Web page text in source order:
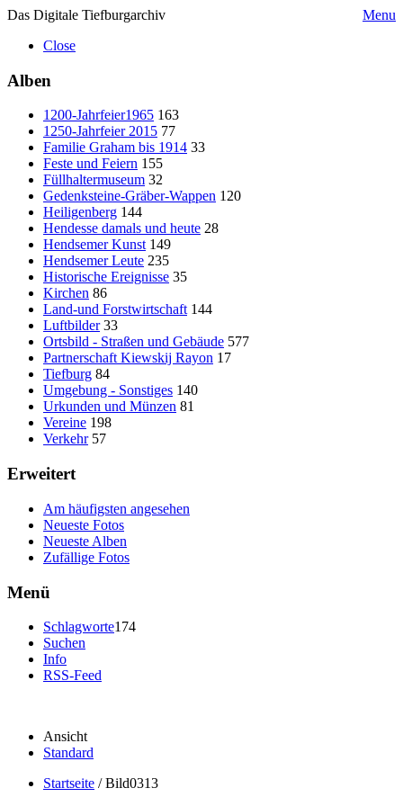
Das Digitale Tiefburgarchiv
Menu
Close
Alben
1200-Jahrfeier1965 163
1250-Jahrfeier 2015 77
Familie Graham bis 1914 33
Feste und Feiern 155
Füllhaltermuseum 32
Gedenksteine-Gräber-Wappen 120
Heiligenberg 144
Hendesse damals und heute 28
Hendsemer Kunst 149
Hendsemer Leute 235
Historische Ereignisse 35
Kirchen 86
Land-und Forstwirtschaft 144
Luftbilder 33
Ortsbild - Straßen und Gebäude 577
Partnerschaft Kiewskij Rayon 17
Tiefburg 84
Umgebung - Sonstiges 140
Urkunden und Münzen 81
Vereine 198
Verkehr 57
Erweitert
Am häufigsten angesehen
Neueste Fotos
Neueste Alben
Zufällige Fotos
Menü
Schlagworte174
Suchen
Info
RSS-Feed
Ansicht
Standard
Startseite /Bild0313